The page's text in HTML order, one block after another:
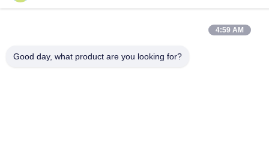
4:59 AM
Good day, what product are you looking for?